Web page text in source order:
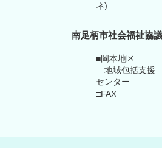
ネ)
南足柄市社会福祉協
■岡本地区
地域包括支援
センター
□FAX